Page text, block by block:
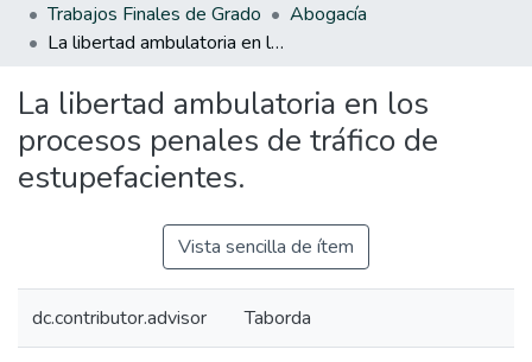
Trabajos Finales de Grado
Abogacía
La libertad ambulatoria en los procesos penales de tráfico de estupefacientes.
La libertad ambulatoria en los
procesos penales de tráfico de
estupefacientes.
Vista sencilla de ítem
dc.contributor.advisor Taborda